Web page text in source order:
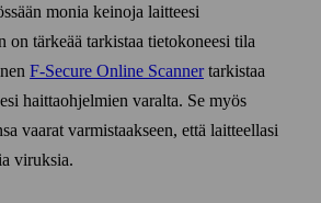
monia keinoja laitteesi
on tärkeää tarkistaa tieto­koneesi tila
F‑Secure Online Scannertarkistaa
haitta­ohjelmien varalta. Se myös
vaarat varmistaakseen, että laitteellasi
viruksia.